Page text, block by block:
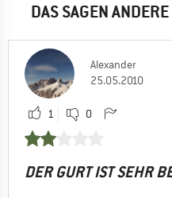
DAS SAGEN
Alexander
25.05.2010
1 0
DER GURT IST SEHR